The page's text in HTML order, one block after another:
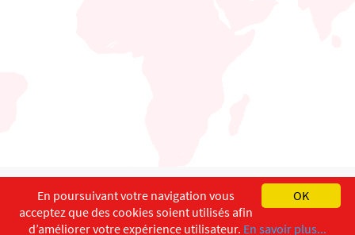
English Français
Copyright ©ISEC-AdW Aspects légaux
OK
En poursuivant votre navigation vous
acceptez que des cookies soient utilisés afin
d’améliorer votre expérience utilisateur. En savoir plus...